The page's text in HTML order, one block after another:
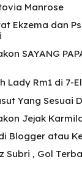
Manrose
Ekzema dan
SAYANG
Lady Rm1 di 7-
Yang Sesuai
Jejak
Blogger atau
Subri , Gol